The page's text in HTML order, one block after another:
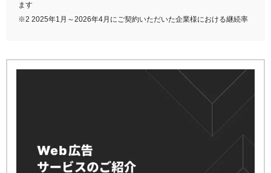
ます
※2 2025年1月～2026年4月にご契約いただいた企業様における継続率